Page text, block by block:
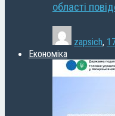
області
zapsich,
Економіка